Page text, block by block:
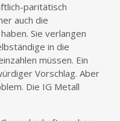
paritätisch
auch die
Sie verlangen
in die
müssen. Ein
Vorschlag. Aber
Die IG Metall